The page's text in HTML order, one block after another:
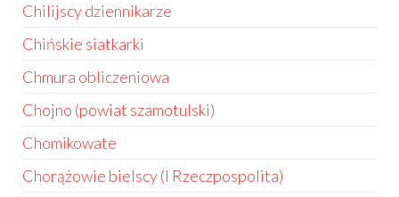
Chilijscy dziennikarze
Chińskie siatkarki
Chmura obliczeniowa
Chojno (powiat szamotulski)
Chomikowate
Chorążowie bielscy (I Rzeczpospolita)